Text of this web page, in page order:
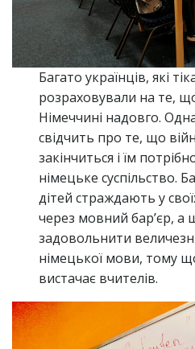
Багато українців, які
розраховували на те,
Німеччині надовго.
свідчить про те, що
закінчиться і їм
німецьке суспільство.
дітей страждають у
через мовний бар’єр,
задовольнити
німецької мови, тому
вистачає вчителів.